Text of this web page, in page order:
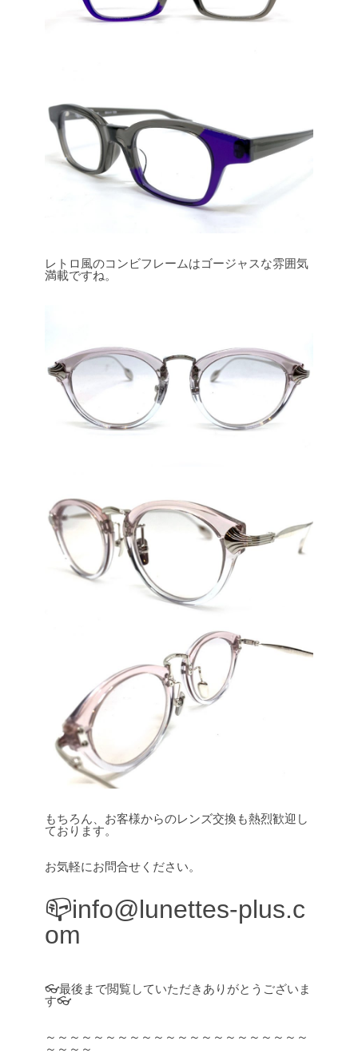
レトロ風のコンビフレームはゴージャスな雰囲気
満載ですね。
もちろん、お客様からのレンズ交換も熱烈歓迎し
ております。
お気軽にお問合せください。
📪info@lunettes-plus.c
om
👓最後まで閲覧していただきありがとうございま
す👓
～～～～～～～～～～～～～～～～～～～～～～
～～～～